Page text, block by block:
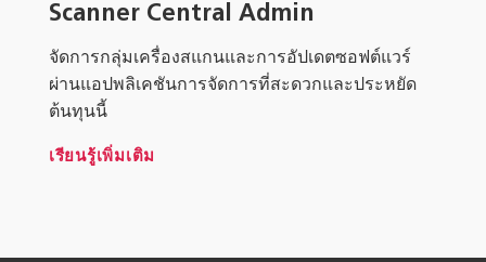
Scanner Central Admin
จัดการกลุ่มเครื่องสแกนและการอัปเดตซอฟต์แวร์
ผ่านแอปพลิเคชันการจัดการที่สะดวกและประหยัด
ต้นทุนนี้
เรียนรู้เพิ่มเติม